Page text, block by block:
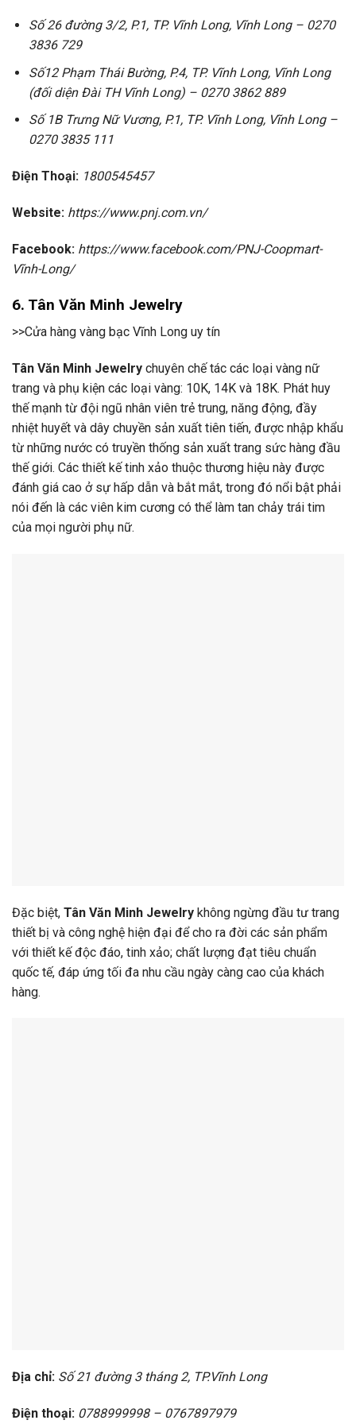
Số 26 đường 3/2, P.1, TP. Vĩnh Long, Vĩnh Long – 0270
3836 729
Số12 Phạm Thái Bường, P.4, TP. Vĩnh Long, Vĩnh Long
(đối diện Đài TH Vĩnh Long) – 0270 3862 889
Số 1B Trưng Nữ Vương, P.1, TP. Vĩnh Long, Vĩnh Long –
0270 3835 111
Điện Thoại: 1800545457
Website: https://www.pnj.com.vn/
Facebook: https://www.facebook.com/PNJ-Coopmart-
Vĩnh-Long/
6. Tân Văn Minh Jewelry
>>Cửa hàng vàng bạc Vĩnh Long uy tín
Tân Văn Minh Jewelry chuyên chế tác các loại vàng nữ
trang và phụ kiện các loại vàng: 10K, 14K và 18K. Phát huy
thế mạnh từ đội ngũ nhân viên trẻ trung, năng động, đầy
nhiệt huyết và dây chuyền sản xuất tiên tiến, được nhập khẩu
từ những nước có truyền thống sản xuất trang sức hàng đầu
thế giới. Các thiết kế tinh xảo thuộc thương hiệu này được
đánh giá cao ở sự hấp dẫn và bắt mắt, trong đó nổi bật phải
nói đến là các viên kim cương có thể làm tan chảy trái tim
của mọi người phụ nữ.
Đặc biệt, Tân Văn Minh Jewelry không ngừng đầu tư trang
thiết bị và công nghệ hiện đại để cho ra đời các sản phẩm
với thiết kế độc đáo, tinh xảo; chất lượng đạt tiêu chuẩn
quốc tế, đáp ứng tối đa nhu cầu ngày càng cao của khách
hàng.
Địa chỉ: Số 21 đường 3 tháng 2, TP.Vĩnh Long
Điện thoại: 0788999998 – 0767897979